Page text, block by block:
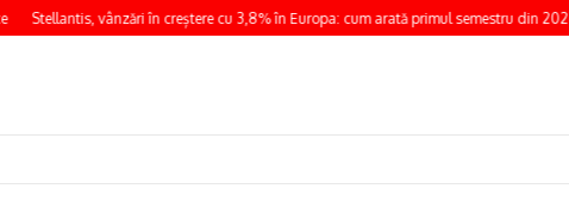
Stellantis, vânzări în creștere cu 3,8% în Europa: cum arată primul semestru din 2026